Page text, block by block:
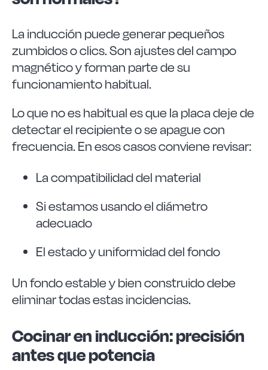
La inducción puede generar pequeños
zumbidos o clics. Son ajustes del campo
magnético y forman parte de su
funcionamiento habitual.
Lo que no es habitual es que la placa deje de
detectar el recipiente o se apague con
frecuencia. En esos casos conviene revisar:
La compatibilidad del material
Si estamos usando el diámetro
adecuado
El estado y uniformidad del fondo
Un fondo estable y bien construido debe
eliminar todas estas incidencias.
Cocinar en inducción: precisión
antes que potencia